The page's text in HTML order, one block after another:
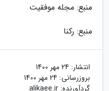
منبع: مجله موفقیت
منبع: رکنا
انتشار: 24 مهر 1400
بروزرسانی: 24 مهر 1400
گردآورنده: alikaee.ir